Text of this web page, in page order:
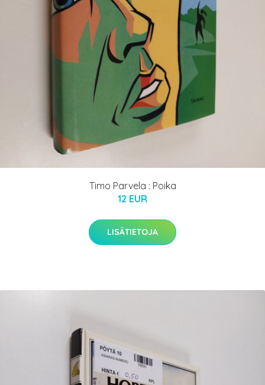
Timo Parvela : Poika
12 EUR
LISÄTIETOJA